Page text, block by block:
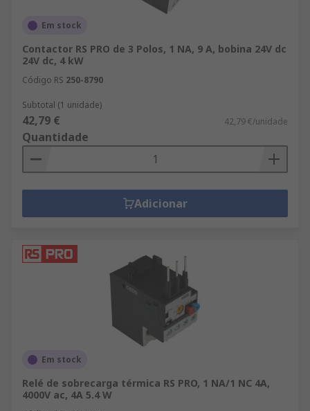
Em stock
Contactor RS PRO de 3 Polos, 1 NA, 9 A, bobina 24V dc
24V dc, 4 kW
Código RS 250-8790
Subtotal (1 unidade)
42,79 € 42,79 €/unidade
Quantidade
Adicionar
Em stock
Relé de sobrecarga térmica RS PRO, 1 NA/1 NC 4A,
4000V ac, 4A 5.4 W